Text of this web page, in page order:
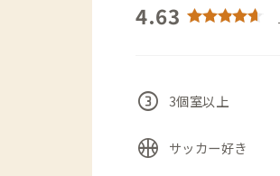
4.63
counter_3 3個室以上
sports_basketball サッカー好き